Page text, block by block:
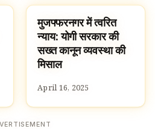
HINDUISM
मुजफ्फरनगर में त्वरित
न्याय: योगी सरकार की
सख्त कानून व्यवस्था की
मिसाल
April 16, 2025